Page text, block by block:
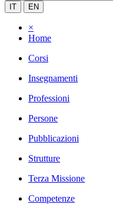
IT EN
×
Home
Corsi
Insegnamenti
Professioni
Persone
Pubblicazioni
Strutture
Terza Missione
Competenze